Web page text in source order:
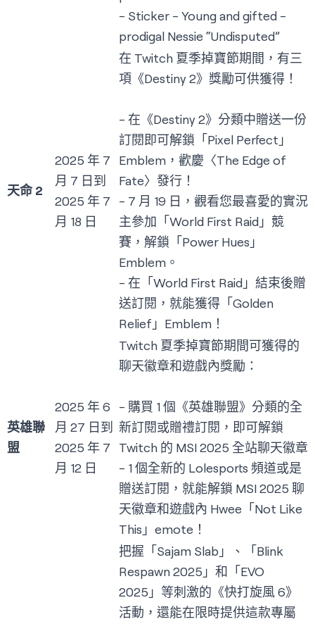
- Sticker - Young and gifted -
prodigal Nessie “Undisputed”
天命 2
2025 年 7
月 7 日到
2025 年 7
月 18 日
在 Twitch 夏季掉寶節期間，有三
項《Destiny 2》獎勵可供獲得！
- 在《Destiny 2》分類中贈送一份
訂閱即可解鎖「Pixel Perfect」
Emblem，歡慶〈The Edge of
Fate〉發行！
- 7 月 19 日，觀看您最喜愛的實況
主參加「World First Raid」競
賽，解鎖「Power Hues」
Emblem。
- 在「World First Raid」結束後贈
送訂閱，就能獲得「Golden
Relief」Emblem！
英雄聯
盟
2025 年 6
月 27 日到
2025 年 7
月 12 日
Twitch 夏季掉寶節期間可獲得的
聊天徽章和遊戲內獎勵：
- 購買 1 個《英雄聯盟》分類的全
新訂閱或贈禮訂閱，即可解鎖
Twitch 的 MSI 2025 全站聊天徽章
- 1 個全新的 Lolesports 頻道或是
贈送訂閱，就能解鎖 MSI 2025 聊
天徽章和遊戲內 Hwee「Not Like
This」emote！
把握「Sajam Slab」、「Blink
Respawn 2025」和「EVO
2025」等刺激的《快打旋風 6》
活動，還能在限時提供這款專屬